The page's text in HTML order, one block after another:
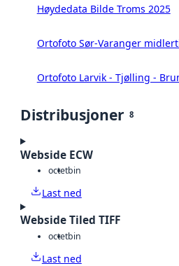
Høydedata Bilde Troms 2025
Ortofoto Sør-Varanger
Ortofoto Larvik - Tjølling -
Distribusjoner 8
Webside ECW
octetbin
Last ned
Webside Tiled TIFF
octetbin
Last ned